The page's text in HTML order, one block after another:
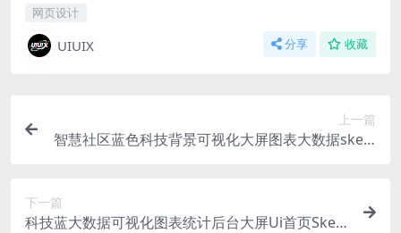
网页设计
UIUIX 分享 收藏
上一篇
智慧社区蓝色科技背景可视化大屏图表大数据sketc
下一篇
科技蓝大数据可视化图表统计后台大屏Ui首页Sketc